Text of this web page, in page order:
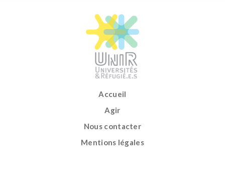
Accueil
Agir
Nous contacter
Mentions légales